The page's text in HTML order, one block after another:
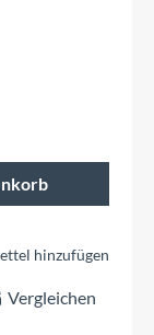
hinzufügen
Vergleichen